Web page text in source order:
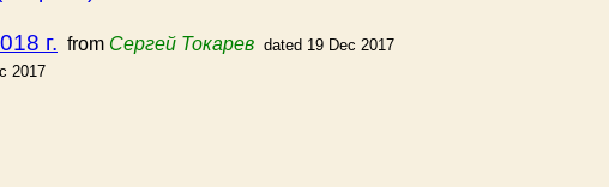
г. from Сергей Токарев dated 19 Dec 2017
2017